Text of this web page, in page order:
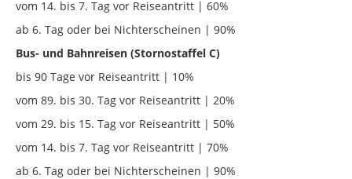
vom 14. bis 7. Tag vor Reiseantritt | 60%
ab 6. Tag oder bei Nichterscheinen | 90%
Bus- und Bahnreisen (Stornostaffel C)
bis 90 Tage vor Reiseantritt | 10%
vom 89. bis 30. Tag vor Reiseantritt | 20%
vom 29. bis 15. Tag vor Reiseantritt | 50%
vom 14. bis 7. Tag vor Reiseantritt | 70%
ab 6. Tag oder bei Nichterscheinen | 90%